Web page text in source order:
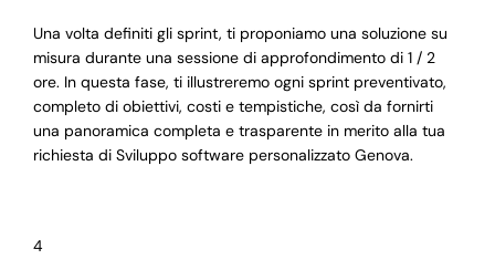
Una volta definiti gli sprint, ti proponiamo una soluzione su
misura durante una sessione di approfondimento di 1 / 2
ore. In questa fase, ti illustreremo ogni sprint preventivato,
completo di obiettivi, costi e tempistiche, così da fornirti
una panoramica completa e trasparente in merito alla tua
richiesta di Sviluppo software personalizzato Genova.
4